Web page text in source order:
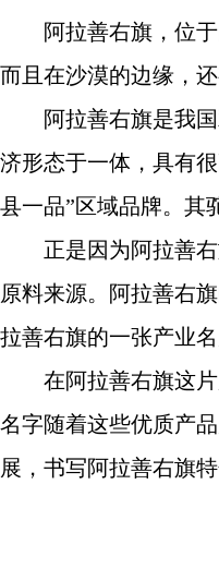
阿拉善右旗，位于
而且在沙漠的边缘，
阿拉善右旗是我国
济形态于一体，具有
县一品”区域品牌。其
正是因为阿拉善右
原料来源。阿拉善右
拉善右旗的一张产业名
在阿拉善右旗这片
名字随着这些优质产
展，书写阿拉善右旗